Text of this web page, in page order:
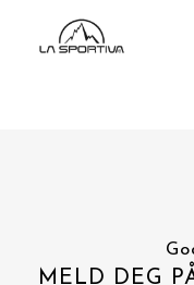
MELD DEG